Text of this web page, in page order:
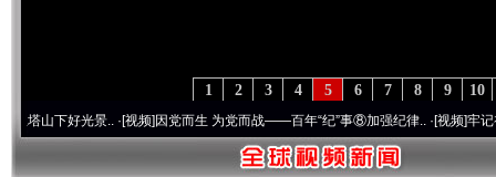
10
9
8
7
6
5
4
3
2
1
·[视频]因党而生 为党而战——百年“纪”事⑧加强纪律..·[视频]牢记初心使命 奋进